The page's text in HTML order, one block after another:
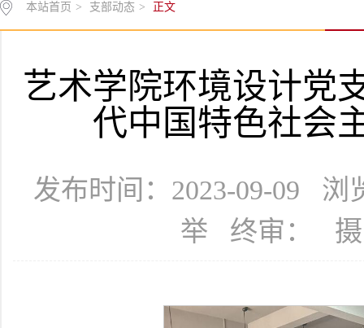
本站首页 > 支部动态 > 正文
艺术学院环境设计党
代中国特色社会
发布时间：2023-09-09 浏
举 终审： 摄